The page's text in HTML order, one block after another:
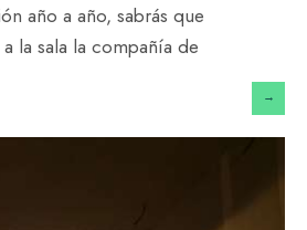
año a año, sabrás que
la sala la compañía de
→